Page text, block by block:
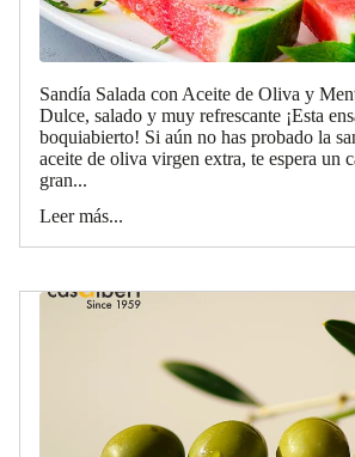
Sandía Salada con Aceite de Oliva y
Dulce, salado y muy refrescante ¡Esta
boquiabierto! Si aún no has probado la
aceite de oliva virgen extra, te espera un
gran...
Leer más...